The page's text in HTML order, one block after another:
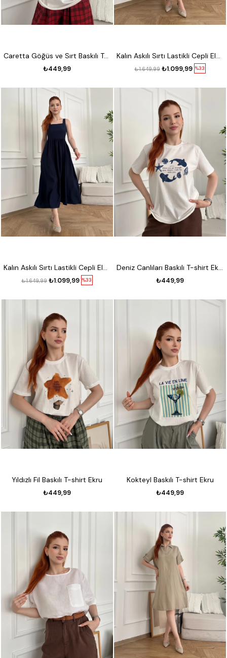
Caretta Göğüs ve Sırt Baskılı T-shirt Ekru
₺449,99 %33
₺1.099,99
₺1.649,99
Kalın Askılı Sırtı Lastikli Cepli Elbise Lacivert
%33
₺1.099,99
₺1.649,99
Deniz Canlıları Baskılı T-shirt Ekru
₺449,99
Yıldızlı Fil Baskılı T-shirt Ekru
₺449,99
Kokteyl Baskılı T-shirt Ekru
₺449,99